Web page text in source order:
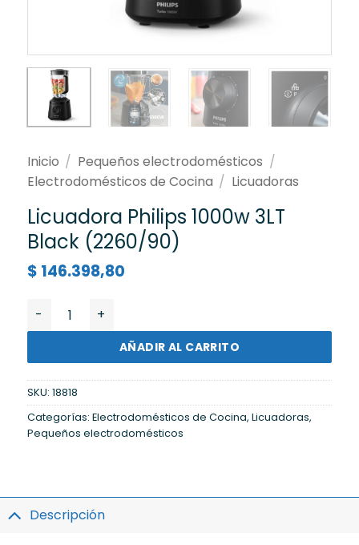
Inicio / Pequeños electrodomésticos /
Electrodomésticos de Cocina / Licuadoras
Licuadora Philips 1000w 3LT
Black (2260/90)
$ 146.398,80
Licuadora Philips 1000w 3LT Black (2260/90) cantidad
AÑADIR AL CARRITO
SKU: 18818
Categorías: Electrodomésticos de Cocina, Licuadoras,
Pequeños electrodomésticos
Descripción